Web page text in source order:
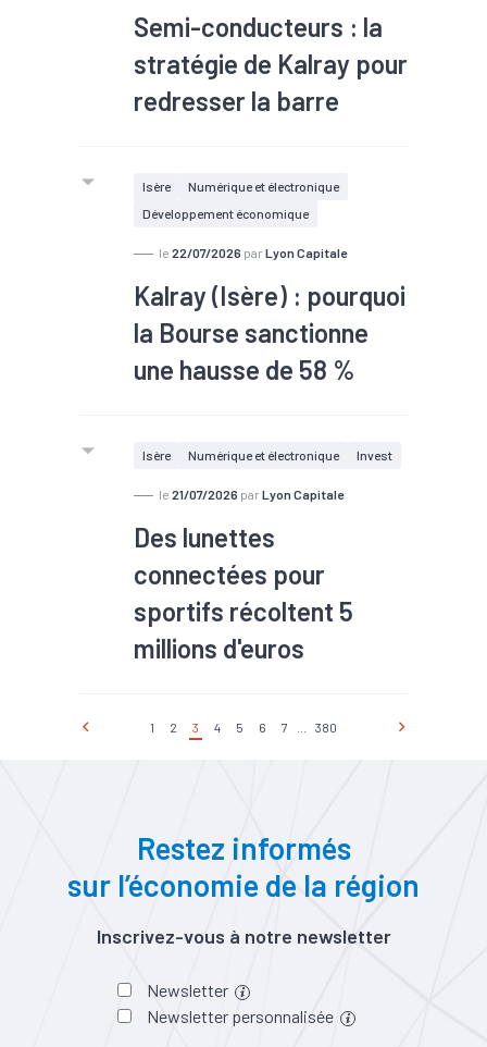
Semi-conducteurs : la
stratégie de Kalray pour
redresser la barre
2026, Kalray enregistre un chiffre
d'affaires de 8,5 millions d'euros, en
hausse de 58 % à périmètre
comparable, grâce à son nouveau
modèle économique.
Isère
Numérique et électronique
Développement économique
le 22/07/2026 par Lyon Capitale
Kalray (Isère) : pourquoi
la Bourse sanctionne
une hausse de 58 %
Isère Numérique et électronique Invest
le 21/07/2026 par Lyon Capitale
Des lunettes
connectées pour
sportifs récoltent 5
millions d'euros
1 2 3 4 5 6 7 380
Restez informés
sur l’économie de la région
Inscrivez-vous à notre newsletter
Newsletter
Newsletter personnalisée